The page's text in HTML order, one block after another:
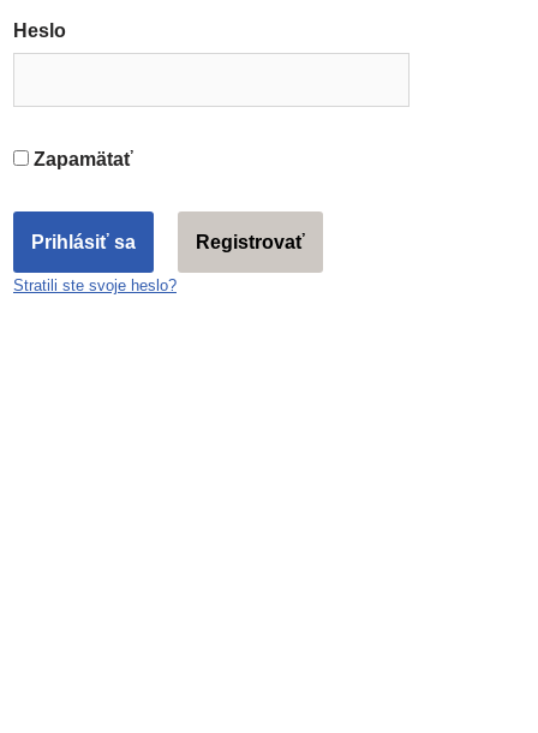
Heslo
Zapamätať
Registrovať
Stratili ste svo­je heslo?